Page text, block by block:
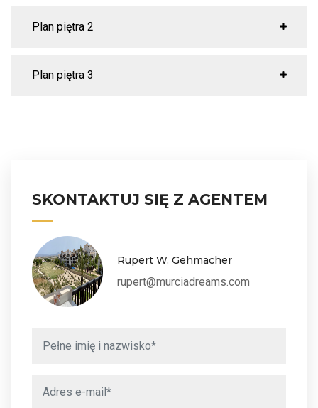
Plan piętra 2
Plan piętra 3
SKONTAKTUJ SIĘ Z AGENTEM
Rupert W. Gehmacher
rupert@murciadreams.com